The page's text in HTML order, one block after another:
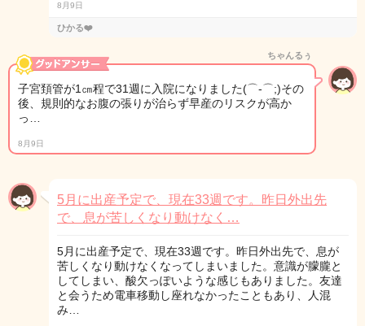
8月9日
ひかる❤️
ちゃんるぅ
子宮頚管が1㎝程で31週に入院になりました(⌒-⌒;)その
後、規則的なお腹の張りが治らず早産のリスクが高か
っ…
8月9日
5月に出産予定で、現在33週です。昨日外出先
で、息が苦しくなり動けなく…
5月に出産予定で、現在33週です。昨日外出先で、息が
苦しくなり動けなくなってしまいました。意識が朦朧と
してしまい、酸欠っぽいような感じもありました。友達
と会うため電車移動し座れなかったこともあり、人混
み…